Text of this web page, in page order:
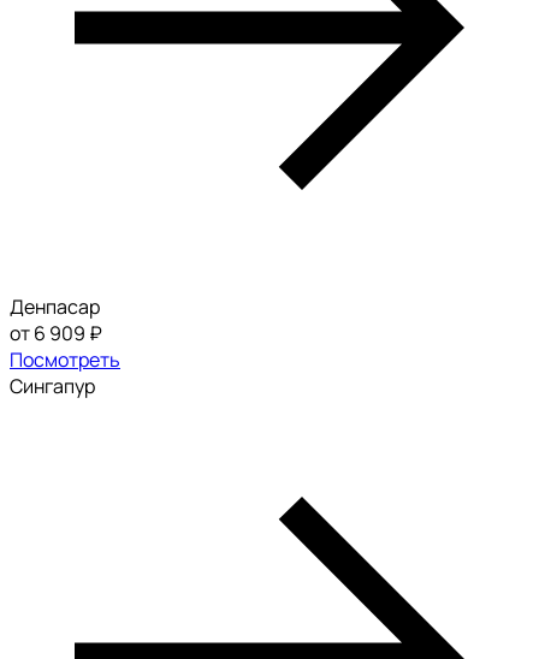
Денпасар
от 6 909 ₽
Посмотреть
Сингапур